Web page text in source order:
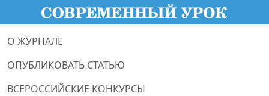
О ЖУРНАЛЕ
ОПУБЛИКОВАТЬ СТАТЬЮ
ВСЕРОССИЙСКИЕ КОНКУРСЫ